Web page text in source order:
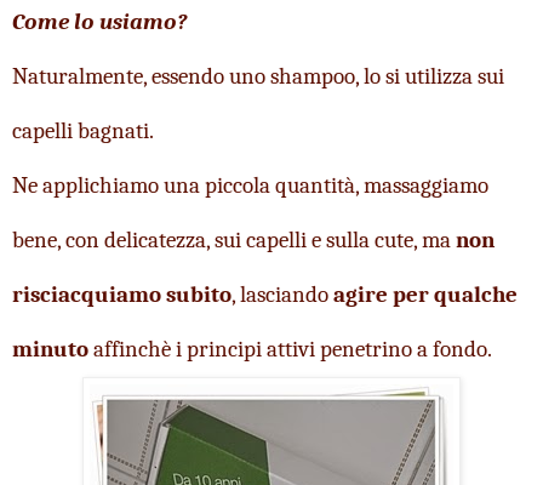
Come lo usiamo?
Naturalmente, essendo uno shampoo, lo si utilizza sui
capelli bagnati.
Ne applichiamo una piccola quantità, massaggiamo
bene, con delicatezza, sui capelli e sulla cute, ma non
risciacquiamo subito, lasciando agire per qualche
minuto affinchè i principi attivi penetrino a fondo.